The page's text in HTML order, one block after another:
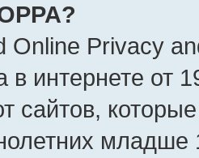
Online Privacy
в интернете от
сайтов,
младше